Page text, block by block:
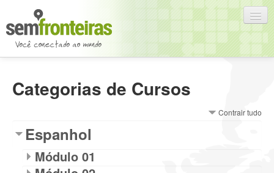
Você ainda não se identificou ( Acesso
Categorias de Cursos
Contrair tudo
Espanhol
Módulo 01